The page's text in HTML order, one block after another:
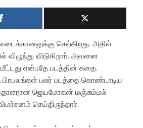
செல்கிறது. அதில்
விழுந்து விடுகிறார். அவனை
மீட்டது என்பதே படத்தின் கதை.
பலர் படத்தை கொண்டாடிய
ஜெயமோகன் மஞ்சும்மல்
செய்திருந்தார்.